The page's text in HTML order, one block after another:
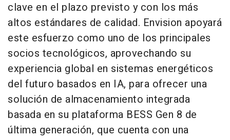
clave en el plazo previsto y con los más
altos estándares de calidad. Envision apoyará
este esfuerzo como uno de los principales
socios tecnológicos, aprovechando su
experiencia global en sistemas energéticos
del futuro basados en IA, para ofrecer una
solución de almacenamiento integrada
basada en su plataforma BESS Gen 8 de
última generación, que cuenta con una